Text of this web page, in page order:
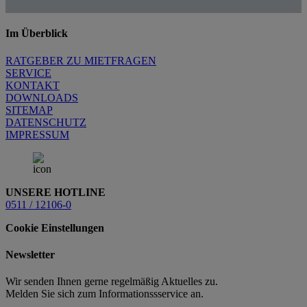
Im Überblick
RATGEBER ZU MIETFRAGEN
SERVICE
KONTAKT
DOWNLOADS
SITEMAP
DATENSCHUTZ
IMPRESSUM
UNSERE HOTLINE
0511 / 12106-0
Cookie Einstellungen
Newsletter
Wir senden Ihnen gerne regelmäßig Aktuelles zu.
Melden Sie sich zum Informationssservice an.